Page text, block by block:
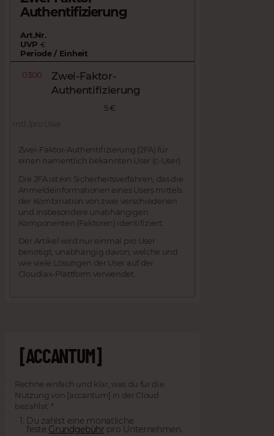
Authentifizierung
Art.Nr.
UVP €
Periode / Einheit
0300
Zwei-Faktor-
Authentifizierung
5 €
mtl./pro User
Zwei-Faktor-Authentifizierung (2FA) für
einen namentlich bekannten User (c-User).
Die 2FA ist ein Sicherheitsverfahren, das die
Anmeldeinformationen eines Users mittels
der Kombination von zwei verschiedenen
und insbesondere unabhängigen
Komponenten (Faktoren) identifiziert.
Der Artikel wird nur einmal pro User
benötigt, unabhängig davon, welche und
wie viele Lösungen der User auf der
Cloudiax-Plattform verwendet.
[ACCANTUM]
Rechne einfach und klar, was du für die
Nutzung von [accantum] in der Cloud
bezahlst: *
Du zahlst eine monatliche
feste Grundgebühr pro Unternehmen.